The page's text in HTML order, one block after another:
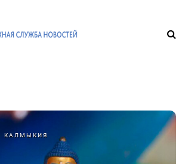
КАЛМЫКИЯ